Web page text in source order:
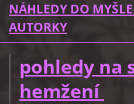
NÁHLEDY DO
AUTORKY
pohledy na
hemžení